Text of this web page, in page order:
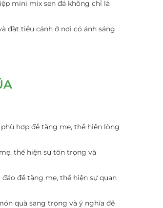
mini mix sen đá không chỉ là
đặt tiểu cảnh ở nơi có ánh sáng
hợp để tặng mẹ, thể hiện lòng
thể hiện sự tôn trọng và
để tặng mẹ, thể hiện sự quan
quà sang trọng và ý nghĩa để